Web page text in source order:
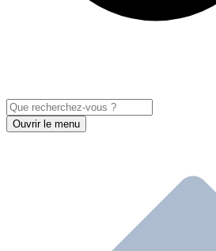
Ouvrir le menu